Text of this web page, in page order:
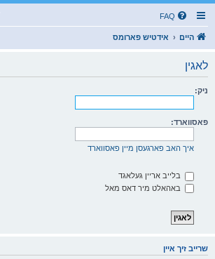
FAQ
היים אידטיש פארומס
לאגין
ניק:
פאסווארד:
איך האב פארגעסן מיין פאסווארד
בלייב אריין געלאגד
באהאלט מיר דאס מאל
שרייב זיך איין